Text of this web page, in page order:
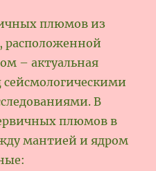
плюмов из
расположенной
– актуальная
сейсмологическими
В
плюмов в
мантией и ядром